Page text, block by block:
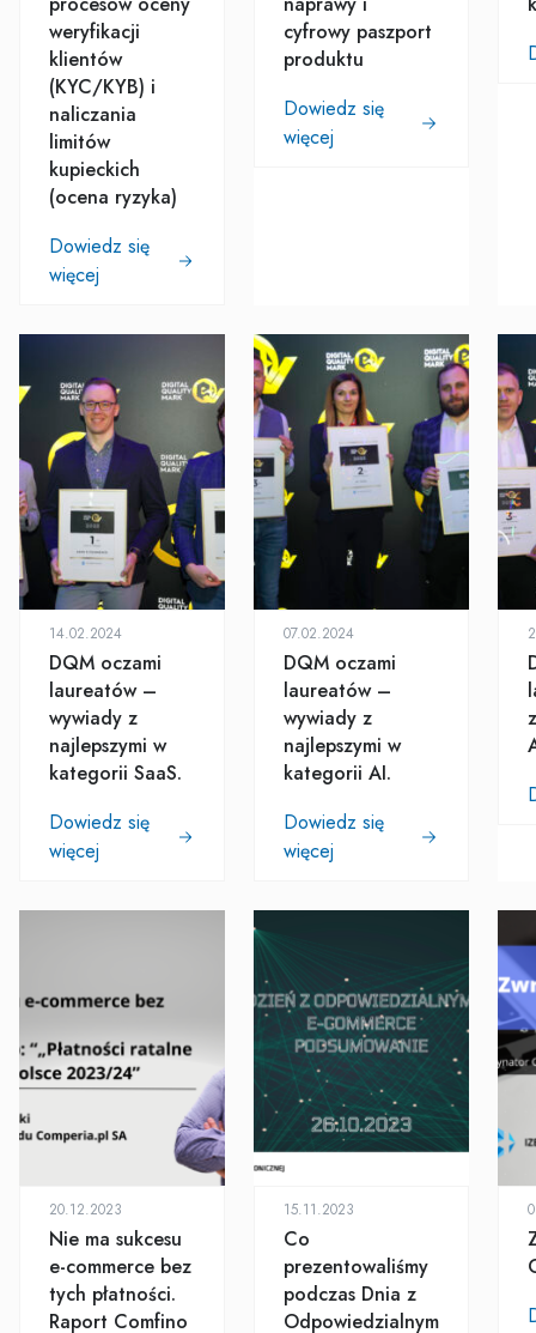
weryfikacji
klientów
(KYC/KYB) i
naliczania
limitów
kupieckich
(ocena ryzyka)
Dowiedz się
więcej
cyfrowy paszport
produktu
Dowiedz się
więcej
14.02.2024
DQM oczami
laureatów –
wywiady z
najlepszymi w
kategorii SaaS.
Dowiedz się
więcej
07.02.2024
DQM oczami
laureatów –
wywiady z
najlepszymi w
kategorii AI.
Dowiedz się
więcej
20.12.2023
Nie ma sukcesu
e-commerce bez
tych płatności.
Raport Comfino
15.11.2023
Co
prezentowaliśmy
podczas Dnia z
Odpowiedzialnym